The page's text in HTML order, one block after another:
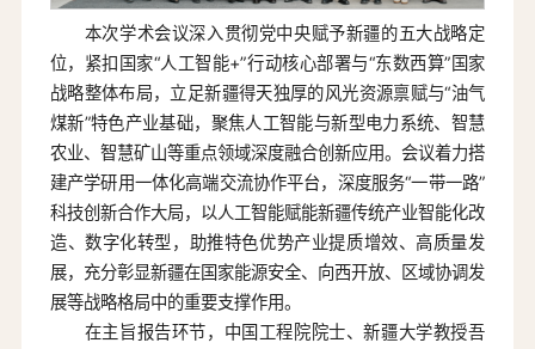
本次学术会议深入贯彻党中央赋予新疆的五大战略定
位，紧扣国家“人工智能+”行动核心部署与“东数西算”国家
战略整体布局，立足新疆得天独厚的风光资源禀赋与“油气
煤新”特色产业基础，聚焦人工智能与新型电力系统、智慧
农业、智慧矿山等重点领域深度融合创新应用。会议着力搭
建产学研用一体化高端交流协作平台，深度服务“一带一路”
科技创新合作大局，以人工智能赋能新疆传统产业智能化改
造、数字化转型，助推特色优势产业提质增效、高质量发
展，充分彰显新疆在国家能源安全、向西开放、区域协调发
展等战略格局中的重要支撑作用。
在主旨报告环节，中国工程院院士、新疆大学教授吾